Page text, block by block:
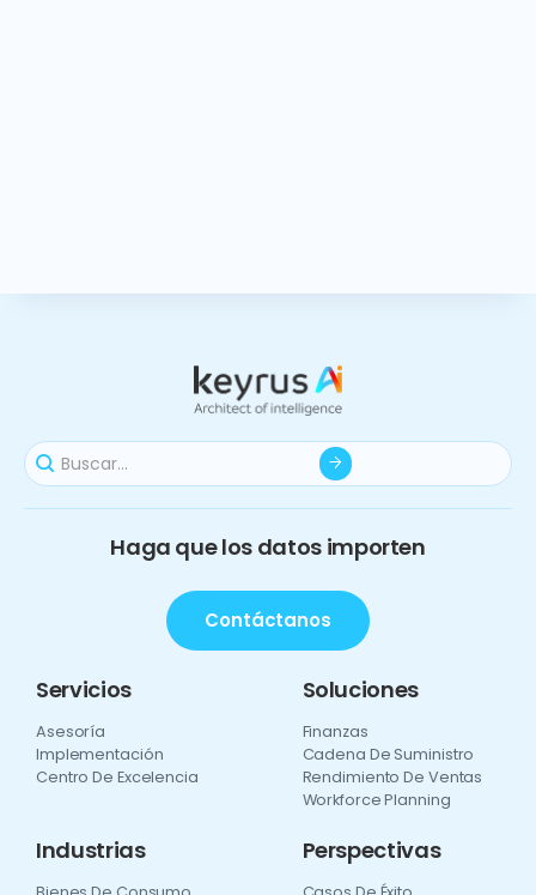
Haga que los datos importen
Contáctanos
Servicios
Asesoría
Implementación
Centro De Excelencia
Soluciones
Finanzas
Cadena De Suministro
Rendimiento De Ventas
Workforce Planning
Industrias Perspectivas